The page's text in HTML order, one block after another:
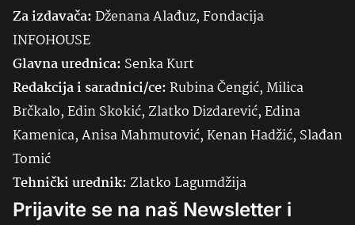
Za izdavača:Dženana Alađuz, Fondacija
INFOHOUSE
Glavna urednica: SenkaKurt
Redakcija i saradnici/ce:Rubina Čengić, Milica
Brčkalo, Edin Skokić, Zlatko Dizdarević, Edina
Kamenica, Anisa Mahmutović, Kenan Hadžić, Slađan
Tomić
Tehnički urednik:Zlatko Lagumdžija
Prijavite se na naš Newsletter i